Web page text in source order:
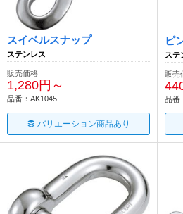
スイベルスナップ
ステンレス
販売価格
1,280円～
品番：AK1045
バリエーション商品あり
ピ
ステ
販売
品番